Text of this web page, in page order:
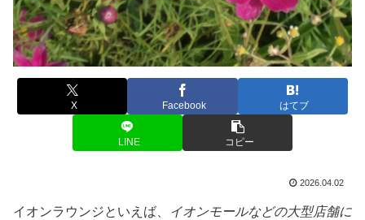
X Facebook はてブ
LINE コピー
2026.04.02
イオンラウンジといえば、
イオンモールなどの大型店舗に